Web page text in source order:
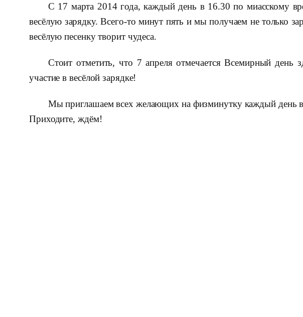
С 17 марта 2014 года, каждый день в 16.30 по миасскому
весёлую зарядку. Всего-то минут пять и мы получаем не только
весёлую песенку творит чудеса.
Стоит отметить, что 7 апреля отмечается Всемирный
участие в весёлой зарядке!
Мы приглашаем всех желающих на физминутку каждый день
Приходите, ждём!